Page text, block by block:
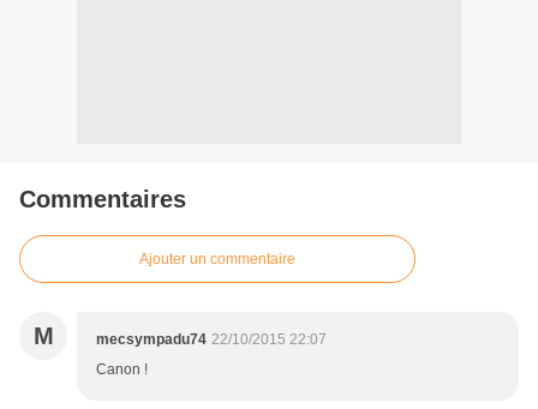
Commentaires
Ajouter un commentaire
M mecsympadu74 22/10/2015 22:07
Canon !